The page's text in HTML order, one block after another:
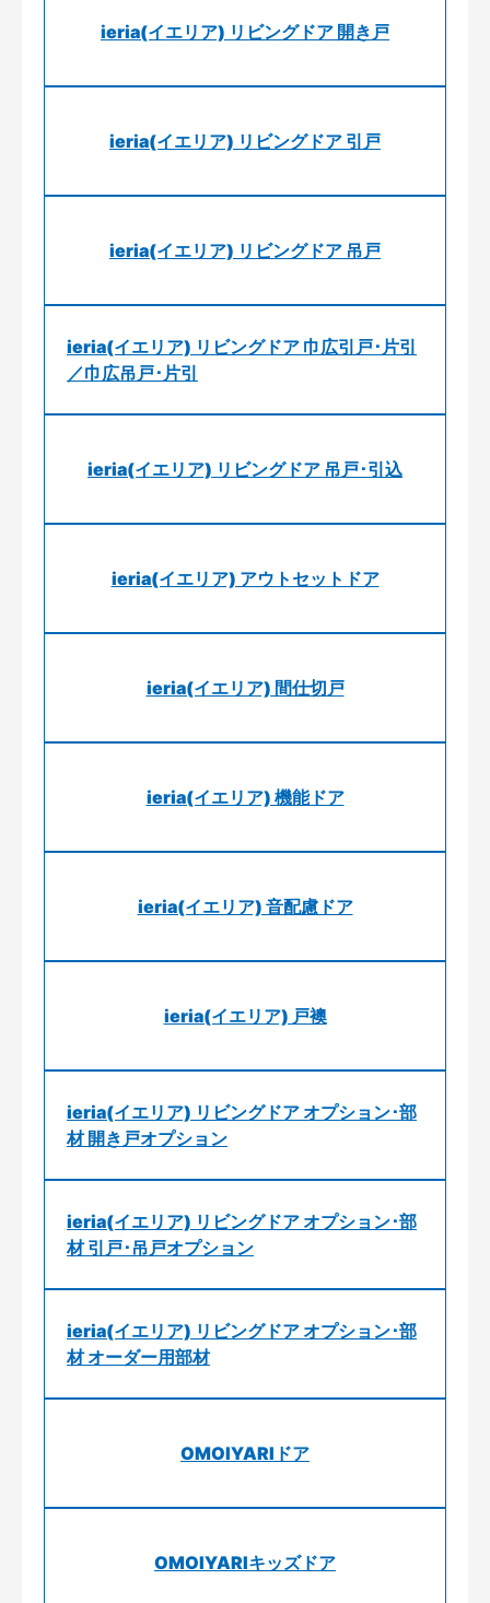
ieria(イエリア) リビングドア 開き戸
ieria(イエリア) リビングドア 引戸
ieria(イエリア) リビングドア 吊戸
ieria(イエリア) リビングドア 巾広引戸･片引
／巾広吊戸･片引
ieria(イエリア) リビングドア 吊戸･引込
ieria(イエリア) アウトセットドア
ieria(イエリア) 間仕切戸
ieria(イエリア) 機能ドア
ieria(イエリア) 音配慮ドア
ieria(イエリア) 戸襖
ieria(イエリア) リビングドア オプション･部
材 開き戸オプション
ieria(イエリア) リビングドア オプション･部
材 引戸･吊戸オプション
ieria(イエリア) リビングドア オプション･部
材 オーダー用部材
OMOIYARIドア
OMOIYARIキッズドア